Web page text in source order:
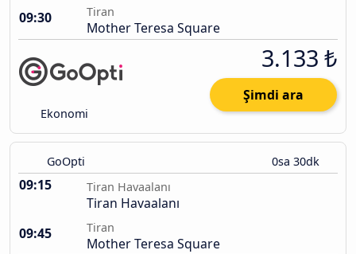
09:30
Tiran
Mother Teresa Square
Ekonomi
3.133 ₺
Şimdi ara
GoOpti 0sa 30dk
09:15 Tiran Havaalanı
Tiran Havaalanı
09:45
Tiran
Mother Teresa Square